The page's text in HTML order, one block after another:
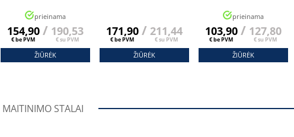
prieinama
154,90
€ be PVM
/ 190,53
€ su PVM
ŽIŪRĖK
171,90
€ be PVM
/ 211,44
€ su PVM
ŽIŪRĖK
prieinama
103,90
€ be PVM
/ 127,80
€ su PVM
ŽIŪRĖK
MAITINIMO STALAI